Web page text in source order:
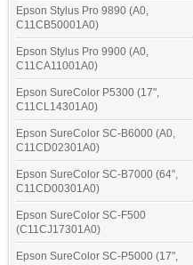
Epson Stylus Pro 9890 (A0,
C11CB50001A0)
Epson Stylus Pro 9900 (A0,
C11CA11001A0)
Epson SureColor P5300 (17",
C11CL14301A0)
Epson SureColor SC-B6000 (A0,
C11CD02301A0)
Epson SureColor SC-B7000 (64",
C11CD00301A0)
Epson SureColor SC-F500
(C11CJ17301A0)
Epson SureColor SC-P5000 (17",